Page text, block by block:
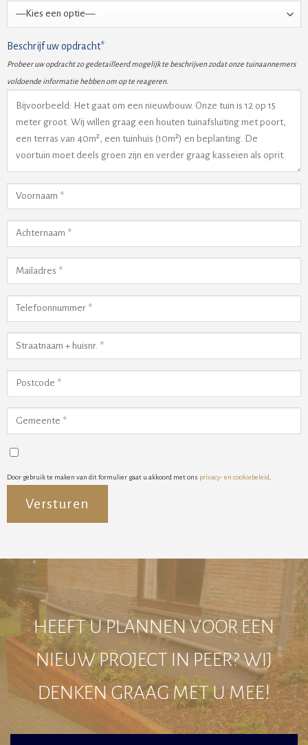
Beschrijf uw opdracht*
Probeer uw opdracht zo gedetailleerd mogelijk te beschrijven zodat onze tuinaannemers
voldoende informatie hebben om op te reageren.
Door gebruik te maken van dit formulier gaat u akkoord met ons privacy- en cookiebeleid
HEEFT U PLANNEN VOOR EEN
NIEUW PROJECT IN PEER? WIJ
DENKEN GRAAG MET U MEE!